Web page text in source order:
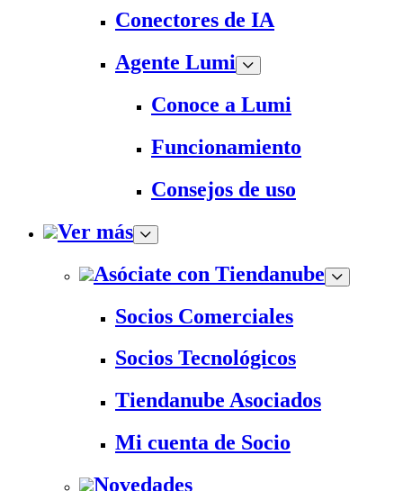
Conectores de IA
Agente Lumi
Conoce a Lumi
Funcionamiento
Consejos de uso
Ver más
Asóciate con Tiendanube
Socios Comerciales
Socios Tecnológicos
Tiendanube Asociados
Mi cuenta de Socio
Novedades